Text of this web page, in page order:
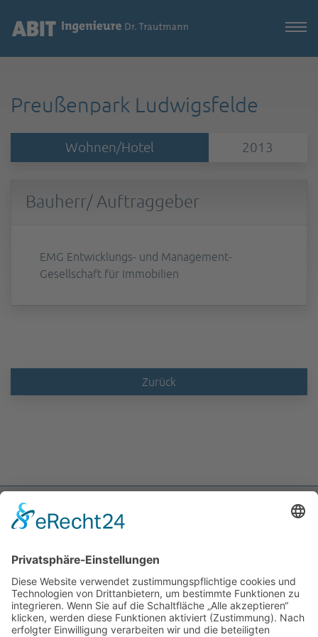
Preußenpark Ludwigsfelde
Wohnen/Hotel 2013
Bauherr/ Auftraggeber
EMG Entwicklungs- und Management-
Gesellschaft für Immobilien
Zurück
ABIT Ingenieure Dr. Trautmann GmbH
Marlene-Dietrich-Allee 14A
14482 Potsdam